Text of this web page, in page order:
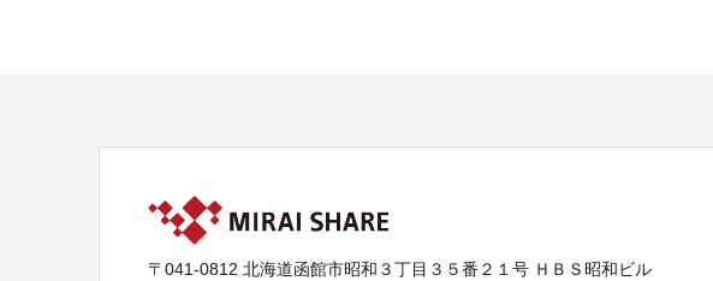
〒041-0812 北海道函館市昭和３丁目３５番２１号 ＨＢＳ昭和ビル